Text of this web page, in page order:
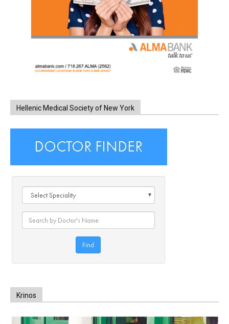
Hellenic Medical Society of New York
Krinos